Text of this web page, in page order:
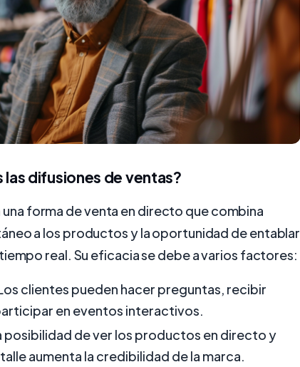
difusiones de ventas?
forma de venta en directo que combina
a los productos y la oportunidad de entablar
real. Su eficacia se debe a varios factores:
clientes pueden hacer preguntas, recibir
en eventos interactivos.
posibilidad de ver los productos en directo y
aumenta la credibilidad de la marca.